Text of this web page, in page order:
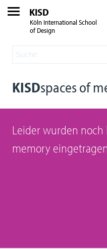
KISD
Köln International School
of Design
KISDspaces of
Leider wurden noch
memory